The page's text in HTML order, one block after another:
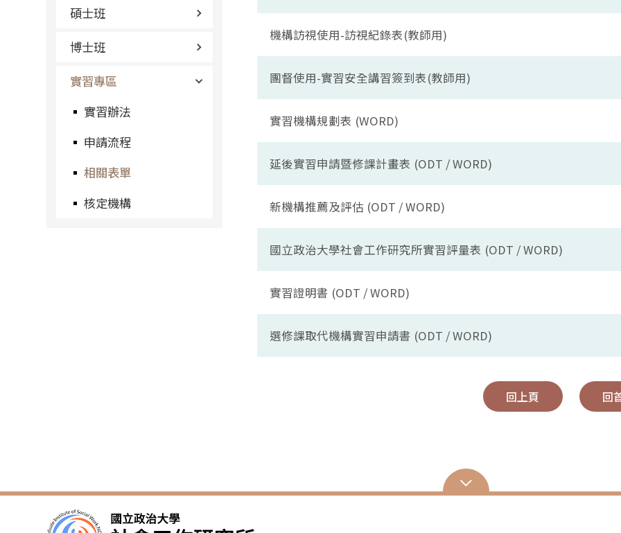
碩士班
博士班
實習專區
實習辦法
申請流程
相關表單
核定機構
機構訪視使用-訪視紀錄表(教師用)
團督使用-實習安全講習簽到表(教師用)
實習機構規劃表 (WORD)
延後實習申請暨修課計畫表 (ODT / WORD)
新機構推薦及評估 (ODT / WORD)
國立政治大學社會工作研究所實習評量表 (ODT / WORD)
實習證明書 (ODT / WORD)
選修課取代機構實習申請書 (ODT / WORD)
回上頁 回